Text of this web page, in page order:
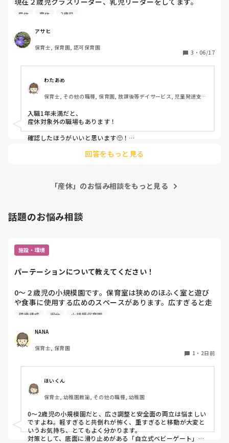
気持ちを分かってもらおうにも、最近保育士資格を取得した
ってもらえません😭
それよりも上半期赤字だったことしか頭にないような方ばか
りです…😞
それまでが辛いです。今は運動会練習真っ只中。なのに12月
の1番大きな行事のことも今から考えていて、それに新しい
子が増えて指導していくなんて精神的にしんどすぎます…
どうしたらいいのかもうわかりません。
順調に育ってくれれば２月出産予定です
っています。…しかも幼児リーダー（6年目）の先生も妊娠
中とのことです。（出産時期は知りませんがほぼ同時期）
員のことも考えて」とか思われるんだろうな、ともうメンタ
ルが不安定で、園長にもまだ話せていません
早めに言うのが正解だと思いますが、退職勧められたりしち
ゃうのかな、と怖いです。
産休 育休 2歳児
アサヒ
保育士, 保育園, 認可保育園
3 ・ 06/17
わたあめ
保育士, その他の職種, 保育園, 放課後等デイサービス, 児童発達支援
入職1年未満だと、
産休対象外の職場もあります！
確認したほうがいいと思います🥺！
回答をもっと見る
「産休」のお悩み相談をもっと見る
話題のお悩み相談
施設・環境
パーテーションについて教えてください！
0〜２歳児の小規模園です。保育室は狭めのほふく室と遊び
や食事に使用する広めのスペースがあります。広すぎると走
り回ったりして落ち着かないので、活動によってパーテーシ
うな素材で軽いので、ちょっと体が当たると倒れたり、つか
まり立ちが不安定な子にとっては共倒れになったりで危険で
す。かと言って固定してしまうと活動によって柔軟に移動す
しっかりした重いものを置いていましたが、移動が大変で使
い勝手が悪く、子どもがぶつかって倒れた時に怖い思いをし
ました。
皆さんの園ではどんなもので工夫されていますか？
環境構成 安全 小規模保育園
NANA
保育士, 保育園
1 ・ 2日前
ほいくん
保育士, 幼稚園教諭, その他の職種, 幼稚園
0〜2歳児の小規模園だと、広さ調整と安全面の両立は悩ましい
ですよね。軽すぎると共倒れが怖く、重すぎると移動が大変と
いうお気持ち、とてもよく分かります。
対策として、底面に滑り止めがある「自立式ベビーゲート」な